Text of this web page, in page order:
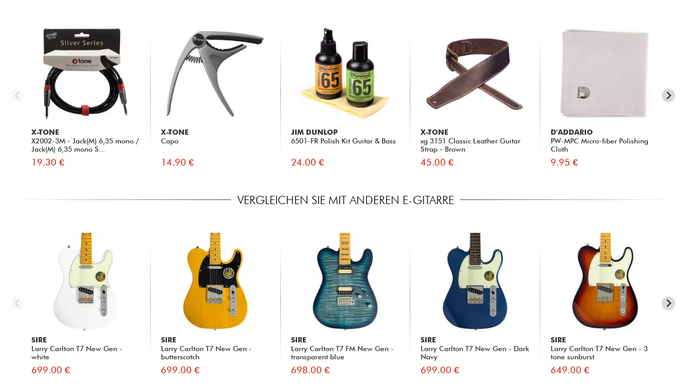
X-TONE
X2002-3M - Jack(M) 6,35 mono /
Jack(M) 6,35 mono S...
19.30 €
X-TONE
Capo
14.90 €
JIM DUNLOP
6501-FR Polish Kit Guitar & Bass
24.00 €
X-TONE
xg 3151 Classic Leather Guitar
Strap - Brown
45.00 €
D'ADDARIO
PW-MPC Micro-fiber Polishing
Cloth
9.95 €
VERGLEICHEN SIE MIT ANDEREN E-GITARRE
SIRE
Larry Carlton T7 New Gen -
white
699.00 €
SIRE
Larry Carlton T7 New Gen -
butterscotch
699.00 €
SIRE
Larry Carlton T7 FM New Gen -
transparent blue
698.00 €
SIRE
Larry Carlton T7 New Gen - Dark
Navy
699.00 €
SIRE
Larry Carlton T7 New Gen - 3
tone sunburst
649.00 €